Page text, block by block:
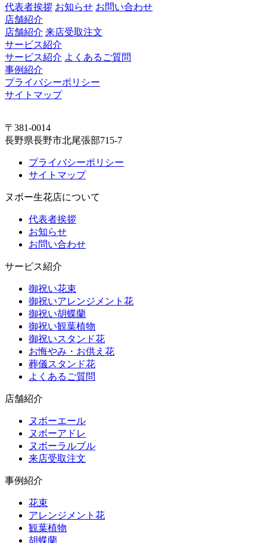
代表者挨拶 お知らせ お問い合わせ
店舗紹介
店舗紹介 来店受取注文
サービス紹介
サービス紹介 よくあるご質問
事例紹介
プライバシーポリシー
サイトマップ
〒381-0014
長野県長野市北尾張部715-7
プライバシーポリシー
サイトマップ
ヌボー生花店について
代表者挨拶
お知らせ
お問い合わせ
サービス紹介
御祝い花束
御祝いアレンジメント花
御祝い胡蝶蘭
御祝い観葉植物
御祝いスタンド花
お悔やみ・お供え花
葬儀スタンド花
よくあるご質問
店舗紹介
ヌボーエール
ヌボーアドレ
ヌボーラルブル
来店受取注文
事例紹介
花束
アレンジメント花
観葉植物
胡蝶蘭